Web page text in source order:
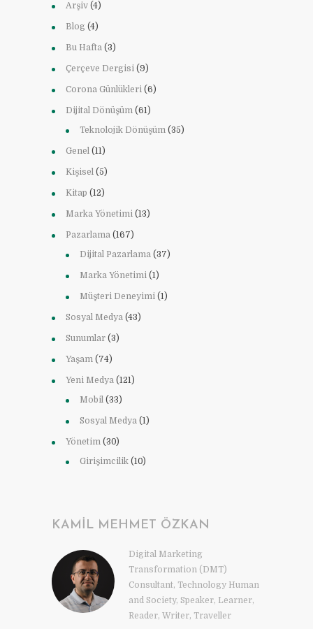
Arşiv (4)
Blog (4)
Bu Hafta (3)
Çerçeve Dergisi (9)
Corona Günlükleri (6)
Dijital Dönüşüm (61)
Teknolojik Dönüşüm (35)
Genel (11)
Kişisel (5)
Kitap (12)
Marka Yönetimi (13)
Pazarlama (167)
Dijital Pazarlama (37)
Marka Yönetimi (1)
Müşteri Deneyimi (1)
Sosyal Medya (43)
Sunumlar (3)
Yaşam (74)
Yeni Medya (121)
Mobil (33)
Sosyal Medya (1)
Yönetim (30)
Girişimcilik (10)
KAMIL MEHMET ÖZKAN
Digital Marketing
Transformation (DMT)
Consultant, Technology Human
and Society, Speaker, Learner,
Reader, Writer, Traveller